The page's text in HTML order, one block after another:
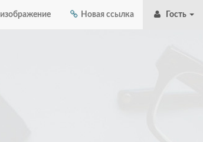
Новая ссылка Гость
API создания задачи на